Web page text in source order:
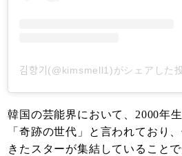
김향기(@kimsmell1)がシェアした
韓国の芸能界において、2000年
「奇跡の世代」と言われており
きたスターが集結していることで